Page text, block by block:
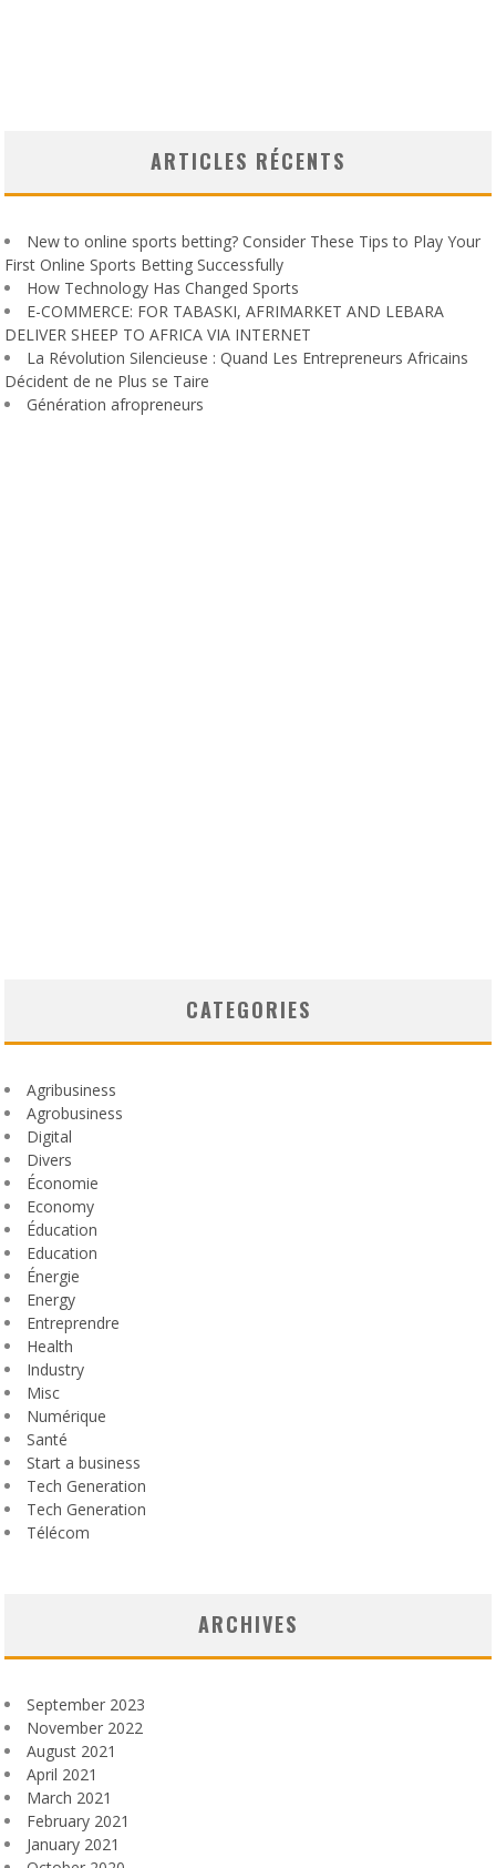
ARTICLES RÉCENTS
New to online sports betting? Consider These Tips to Play Your
First Online Sports Betting Successfully
How Technology Has Changed Sports
E-COMMERCE: FOR TABASKI, AFRIMARKET AND LEBARA
DELIVER SHEEP TO AFRICA VIA INTERNET
La Révolution Silencieuse : Quand Les Entrepreneurs Africains
Décident de ne Plus se Taire
Génération afropreneurs
CATEGORIES
Agribusiness
Agrobusiness
Digital
Divers
Économie
Economy
Éducation
Education
Énergie
Energy
Entreprendre
Health
Industry
Misc
Numérique
Santé
Start a business
Tech Generation
Tech Generation
Télécom
ARCHIVES
September 2023
November 2022
August 2021
April 2021
March 2021
February 2021
January 2021